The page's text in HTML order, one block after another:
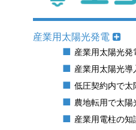
産業用太陽光発電
産業用太陽光発
産業用太陽光導
低圧契約内で太
農地転用で太
産業用電柱の知